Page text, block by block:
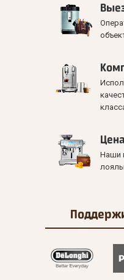
Цена
Наши